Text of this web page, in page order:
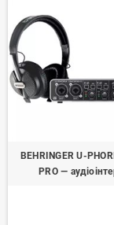
BEHRINGER U-
PRO —